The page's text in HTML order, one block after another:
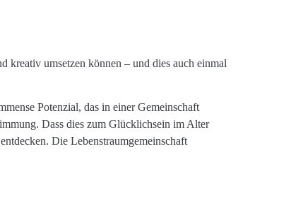
kreativ umsetzen können – und dies auch einmal
Potenzial, das in einer Gemeinschaft
Dass dies zum Glücklichsein im Alter
Die Lebenstraumgemeinschaft